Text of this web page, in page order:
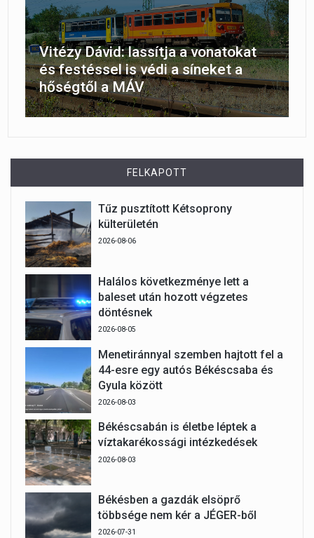
Vitézy Dávid: lassítja a vonatokat
és festéssel is védi a síneket a
hőségtől a MÁV
FELKAPOTT
Tűz pusztított Kétsoprony
külterületén
2026-08-06
Halálos következménye lett a
baleset után hozott végzetes
döntésnek
2026-08-05
Menetiránnyal szemben hajtott fel a
44-esre egy autós Békéscsaba és
Gyula között
2026-08-03
Békéscsabán is életbe léptek a
víztakarékossági intézkedések
2026-08-03
Békésben a gazdák elsöprő
többsége nem kér a JÉGER-ből
2026-07-31